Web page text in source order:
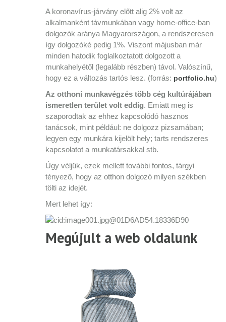
A koronavírus-járvány előtt alig 2% volt az
alkalmanként távmunkában vagy home-office-ban
dolgozók aránya Magyarországon, a rendszeresen
így dolgozóké pedig 1%. Viszont májusban már
minden hatodik foglalkoztatott dolgozott a
munkahelyétől (legalább részben) távol. Valószínű,
hogy ez a változás tartós lesz. (forrás: portfolio.hu)
Az otthoni munkavégzés több cég kultúrájában
ismeretlen terület volt eddig. Emiatt meg is
szaporodtak az ehhez kapcsolódó hasznos
tanácsok, mint például: ne dolgozz pizsamában;
legyen egy munkára kijelölt hely; tarts rendszeres
kapcsolatot a munkatársakkal stb.
Úgy véljük, ezek mellett további fontos, tárgyi
tényező, hogy az otthon dolgozó milyen székben
tölti az idejét.
Mert lehet így:
Megújult a web oldalunk